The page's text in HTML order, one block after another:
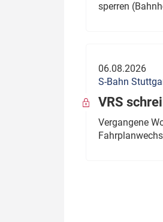
sperren
06.08.2026
S-Bahn
VRS
Vergangene